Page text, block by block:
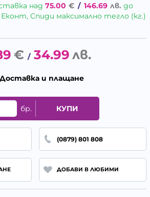
над 75.00 € / 146.69 лв. до
Спиди максимално тегло (кг.)
€ / 34.99 лв.
Доставка и плащане
бр. КУПИ
(0879) 801 808
ДОБАВИ В ЛЮБИМИ